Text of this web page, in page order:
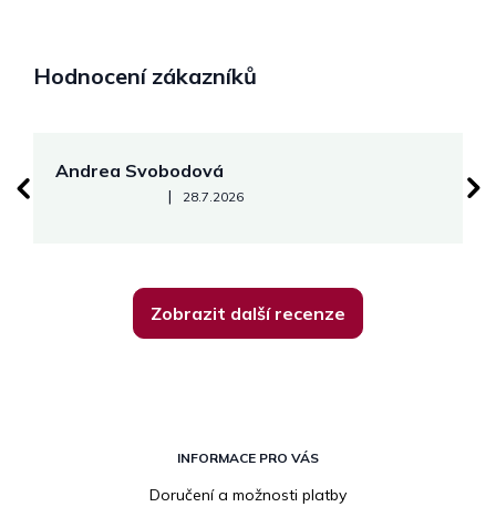
Hodnocení zákazníků
Andrea Svobodová
Hodnocení obchodu je 5 z 5 hvězdiček.
| 28.7.2026
Zobrazit další recenze
INFORMACE PRO VÁS
Doručení a možnosti platby